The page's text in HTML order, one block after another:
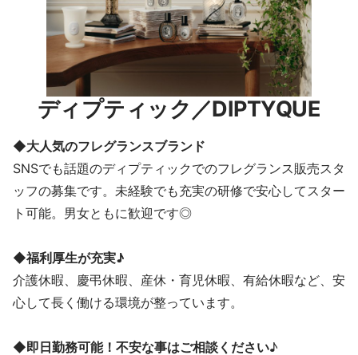
ディプティック／DIPTYQUE
◆大人気のフレグランスブランド
SNSでも話題のディプティックでのフレグランス販売スタ
ッフの募集です。未経験でも充実の研修で安心してスター
ト可能。男女ともに歓迎です◎
◆福利厚生が充実♪
介護休暇、慶弔休暇、産休・育児休暇、有給休暇など、安
心して長く働ける環境が整っています。
◆即日勤務可能！不安な事はご相談ください♪